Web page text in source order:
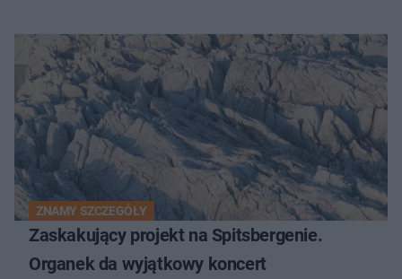
ZNAMY SZCZEGÓŁY
Zaskakujący projekt na Spitsbergenie.
Organek da wyjątkowy koncert